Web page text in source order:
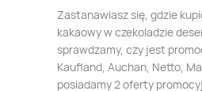
Zastanawiasz się, gdzie
kakaowy w czekoladzie
sprawdzamy, czy jest
Kaufland, Auchan, Netto,
posiadamy 2 oferty